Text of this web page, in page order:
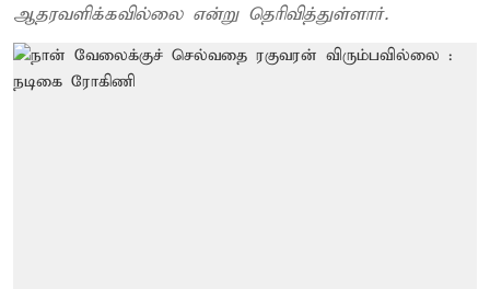
ஆதரவளிக்கவில்லை என்று தெரிவித்துள்ளார்.